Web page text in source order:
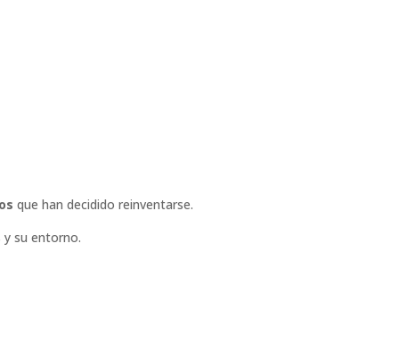
que han decidido reinventarse.
y su entorno.